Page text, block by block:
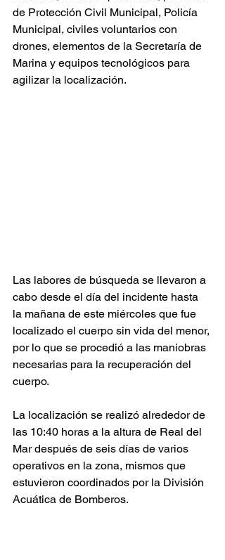
de Protección Civil Municipal, Policía
Municipal, civiles voluntarios con
drones, elementos de la Secretaría de
Marina y equipos tecnológicos para
agilizar la localización.
Las labores de búsqueda se llevaron a
cabo desde el día del incidente hasta
la mañana de este miércoles que fue
localizado el cuerpo sin vida del menor,
por lo que se procedió a las maniobras
necesarias para la recuperación del
cuerpo.
La localización se realizó alrededor de
las 10:40 horas a la altura de Real del
Mar después de seis días de varios
operativos en la zona, mismos que
estuvieron coordinados por la División
Acuática de Bomberos.